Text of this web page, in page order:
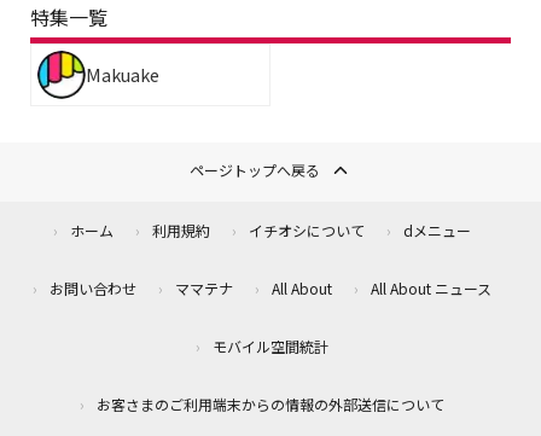
特集一覧
Makuake
ページトップへ戻る
ホーム 利用規約 イチオシについて dメニュー
お問い合わせ ママテナ All About All About ニュース
モバイル空間統計
お客さまのご利用端末からの情報の外部送信について